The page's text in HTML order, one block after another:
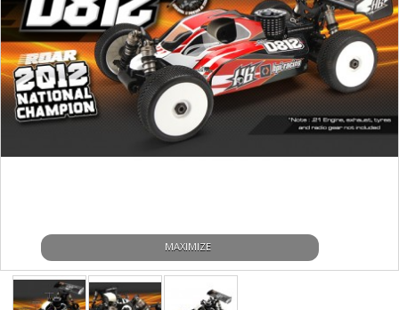
MAXIMIZE